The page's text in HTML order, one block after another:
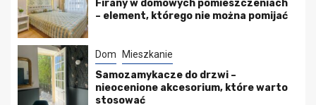
Firany w domowych pomieszczeniach
– element, którego nie można pomijać
Dom Mieszkanie
Samozamykacze do drzwi –
nieocenione akcesorium, które warto
stosować